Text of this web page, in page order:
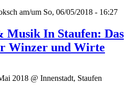
am/um So, 06/05/2018 - 16:27
Musik In Staufen: Das
Winzer und Wirte
2018 @ Innenstadt, Staufen